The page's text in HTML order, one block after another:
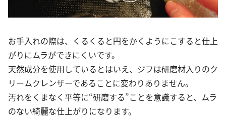
お手入れの際は、くるくると円をかくようにこすると仕上
がりにムラができにくいです。
天然成分を使用しているとはいえ、ジフは研磨材入りのク
リームクレンザーであることに変わりありません。
汚れをくまなく平等に“研磨する”ことを意識すると、ムラ
のない綺麗な仕上がりになります。